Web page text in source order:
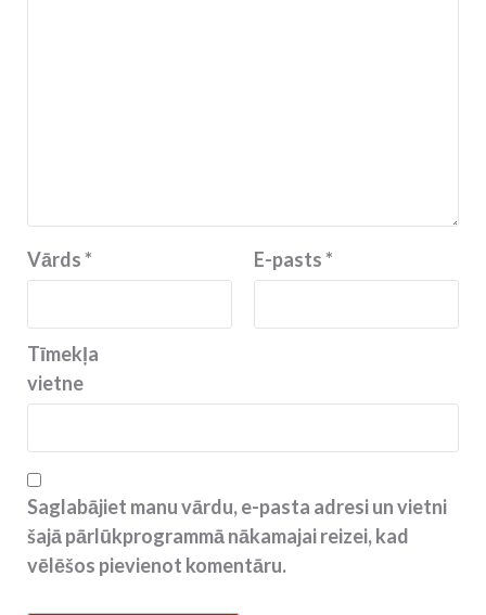
Vārds* E-pasts*
Tīmekļa
vietne
Saglabājiet manu vārdu, e-pasta adresi un vietni
šajā pārlūkprogrammā nākamajai reizei, kad
vēlēšos pievienot komentāru.